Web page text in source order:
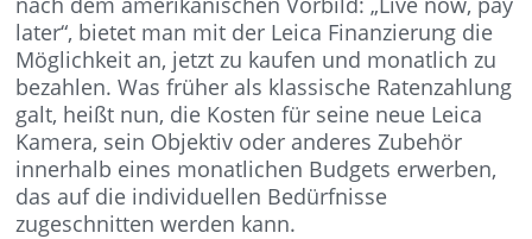
later“, bietet man mit der Leica Finanzierung die
Möglichkeit an, jetzt zu kaufen und monatlich zu
bezahlen. Was früher als klassische Ratenzahlung
galt, heißt nun, die Kosten für seine neue Leica
Kamera, sein Objektiv oder anderes Zubehör
innerhalb eines monatlichen Budgets erwerben,
das auf die individuellen Bedürfnisse
zugeschnitten werden kann.